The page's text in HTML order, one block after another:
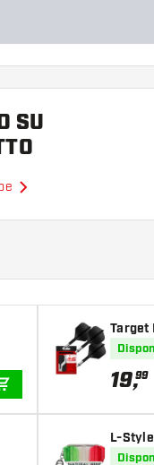
SU
AGGIUNGI AL CARRELLO
Target
19,99
L-